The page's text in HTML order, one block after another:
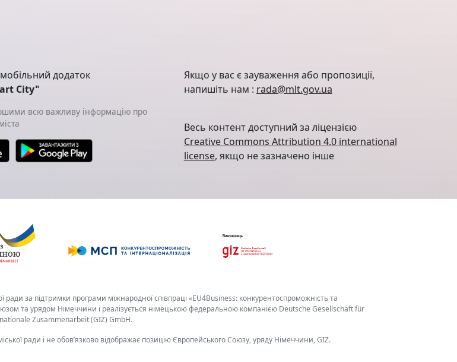
додаток
City"
всю важливу інформацію про
Якщо у вас є зауваження або пропозиції,
напишіть нам : rada@mlt.gov.ua
Весь контент доступний за ліцензією
Creative Commons Attribution 4.0 international
license, якщо не зазначено інше
за підтримки програми міжнародної співпраці «EU4Business: конкурентоспроможність та
та урядом Німеччини і реалізується німецькою федеральною компанією Deutsche Gesellschaft für
Zusammenarbeit (GIZ) GmbH.
ради і не обов’язково відображає позицію Європейського Союзу, уряду Німеччини, GIZ.